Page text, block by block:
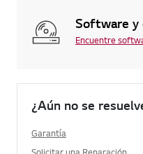
Software y
Encuentre
¿Aún no se
Garantía